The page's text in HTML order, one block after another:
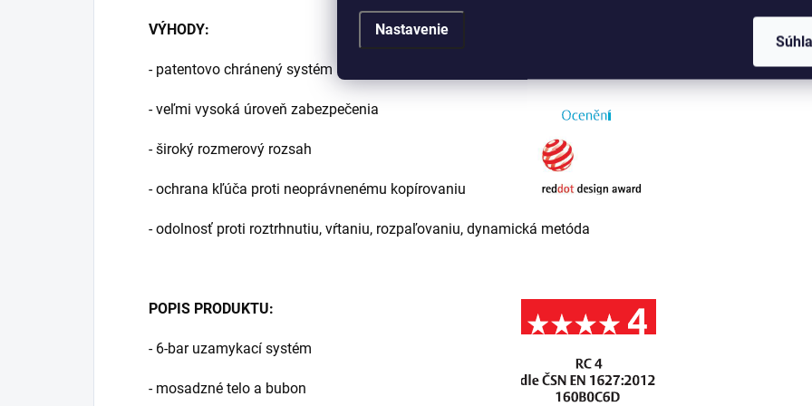
Nastavenie
VÝHODY:
- patentovo chránený systém
- veľmi vysoká úroveň zabezpečenia
- široký rozmerový rozsah
- ochrana kľúča proti neoprávnenému kopírovaniu
- odolnosť proti roztrhnutiu, vŕtaniu, rozpaľovaniu, dynamická metóda
POPIS PRODUKTU:
- 6-bar uzamykací systém
- mosadzné telo a bubon